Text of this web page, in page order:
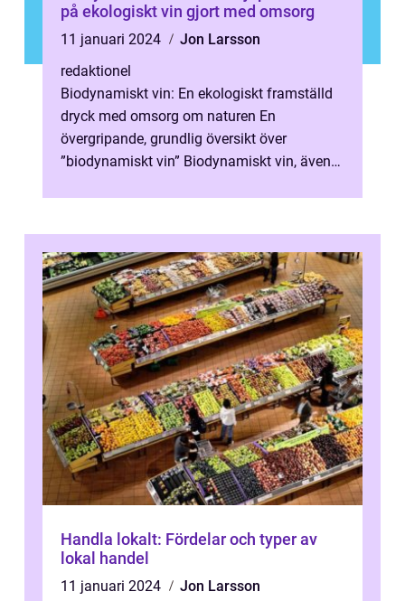
på ekologiskt vin gjort med omsorg
11 januari 2024
Jon Larsson
redaktionel
Biodynamiskt vin: En ekologiskt framställd
dryck med omsorg om naturen En
övergripande, grundlig översikt över
”biodynamiskt vin” Biodynamiskt vin, även
Handla lokalt: Fördelar och typer av
lokal handel
11 januari 2024
Jon Larsson